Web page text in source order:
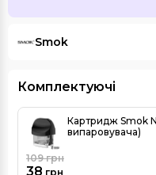
Smok
Комплектуючі
Картридж Smok
випаровувача)
38 грн
109грн